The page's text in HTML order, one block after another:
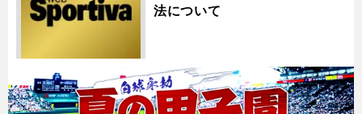
法について